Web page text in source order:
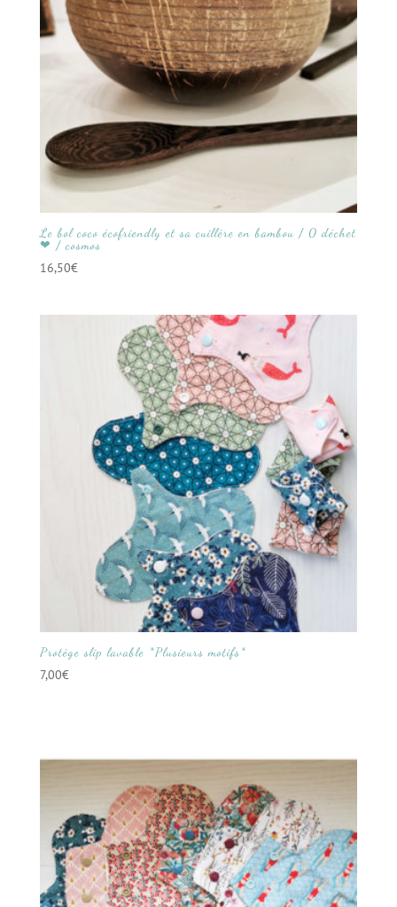
Le bol coco écofriendly et sa cuillère en bambou / 0 déchet
❤ / cosmos
16,50€
Protège slip lavable *Plusieurs motifs*
7,00€